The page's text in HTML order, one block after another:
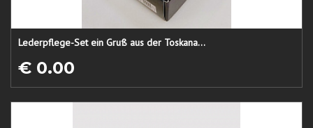
Lederpflege-Set ein Gruß aus der Toskana...
€ 0.00